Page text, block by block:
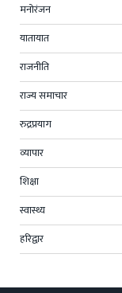
मनोरंजन
यातायात
राजनीति
राज्य समाचार
रुद्रप्रयाग
व्यापार
शिक्षा
स्वास्थ्य
हरिद्वार